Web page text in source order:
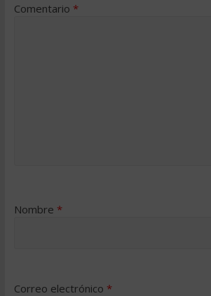
Comentario *
Nombre *
Correo electrónico *